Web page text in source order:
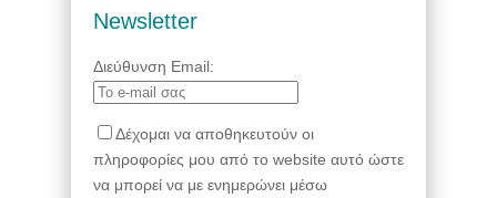
Newsletter
Διεύθυνση Email:
Δέχομαι να αποθηκευτούν οι
πληροφορίες μου από το website αυτό ώστε
να μπορεί να με ενημερώνει μέσω